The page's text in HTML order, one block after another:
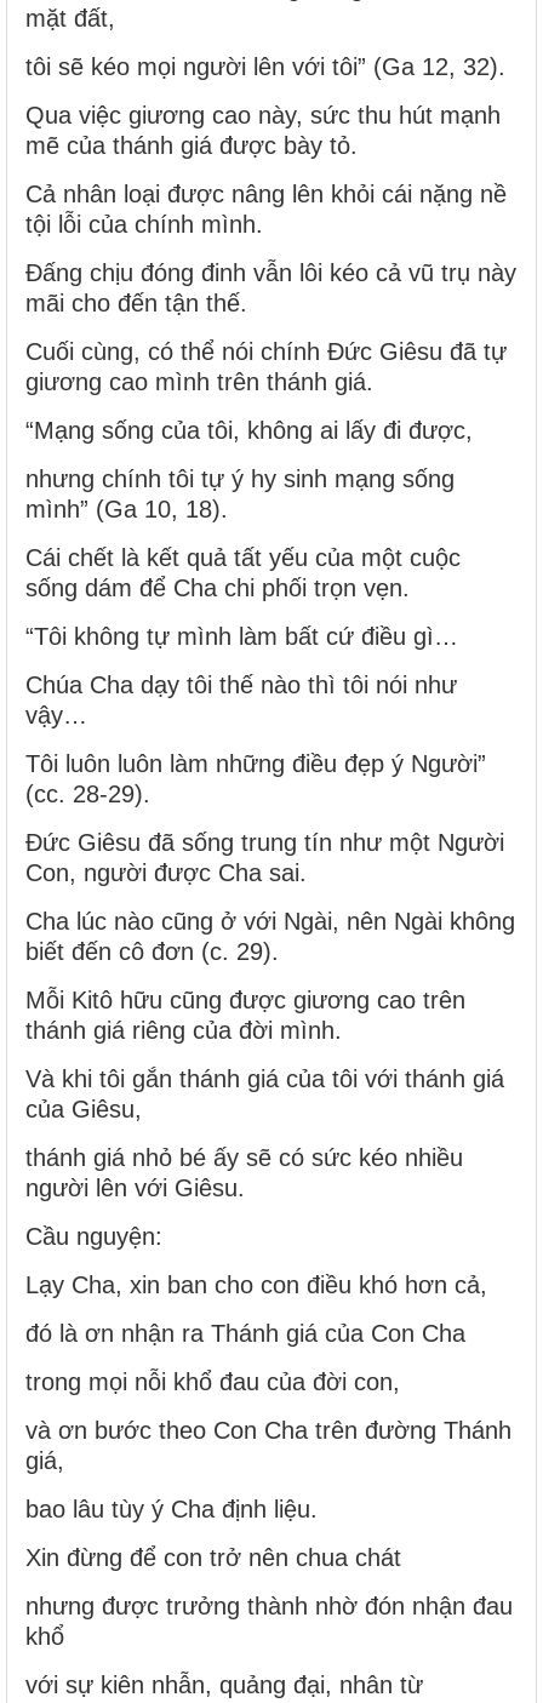
mặt đất,
tôi sẽ kéo mọi người lên với tôi” (Ga 12, 32).
Qua việc giương cao này, sức thu hút mạnh
mẽ của thánh giá được bày tỏ.
Cả nhân loại được nâng lên khỏi cái nặng nề
tội lỗi của chính mình.
Đấng chịu đóng đinh vẫn lôi kéo cả vũ trụ này
mãi cho đến tận thế.
Cuối cùng, có thể nói chính Đức Giêsu đã tự
giương cao mình trên thánh giá.
“Mạng sống của tôi, không ai lấy đi được,
nhưng chính tôi tự ý hy sinh mạng sống
mình” (Ga 10, 18).
Cái chết là kết quả tất yếu của một cuộc
sống dám để Cha chi phối trọn vẹn.
“Tôi không tự mình làm bất cứ điều gì…
Chúa Cha dạy tôi thế nào thì tôi nói như
vậy…
Tôi luôn luôn làm những điều đẹp ý Người”
(cc. 28-29).
Đức Giêsu đã sống trung tín như một Người
Con, người được Cha sai.
Cha lúc nào cũng ở với Ngài, nên Ngài không
biết đến cô đơn (c. 29).
Mỗi Kitô hữu cũng được giương cao trên
thánh giá riêng của đời mình.
Và khi tôi gắn thánh giá của tôi với thánh giá
của Giêsu,
thánh giá nhỏ bé ấy sẽ có sức kéo nhiều
người lên với Giêsu.
Cầu nguyện:
Lạy Cha, xin ban cho con điều khó hơn cả,
đó là ơn nhận ra Thánh giá của Con Cha
trong mọi nỗi khổ đau của đời con,
và ơn bước theo Con Cha trên đường Thánh
giá,
bao lâu tùy ý Cha định liệu.
Xin đừng để con trở nên chua chát
nhưng được trưởng thành nhờ đón nhận đau
khổ
với sự kiên nhẫn, quảng đại, nhân từ